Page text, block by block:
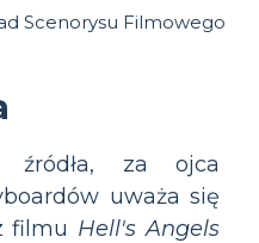
źródła, za ojca
uważa się
filmu Hell's Angels